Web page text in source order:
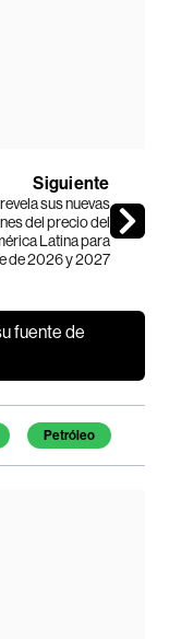
Siguiente
sus nuevas
del precio del
Latina para
de 2026 y 2027
fuente de
Petróleo